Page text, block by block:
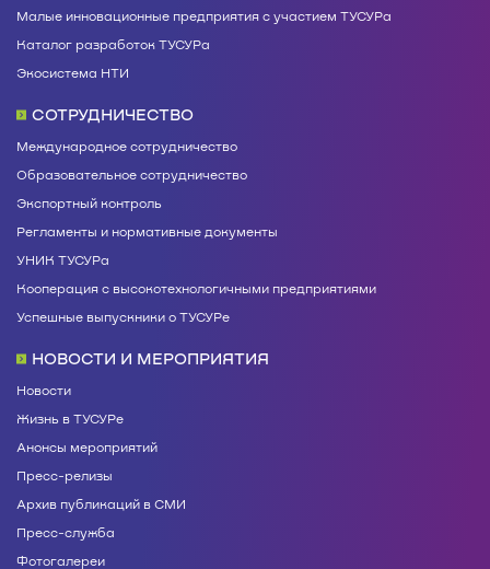
Малые инновационные предприятия с участием ТУСУРа
Каталог разработок ТУСУРа
Экосистема НТИ
СОТРУДНИЧЕСТВО
Международное сотрудничество
Образовательное сотрудничество
Экспортный контроль
Регламенты и нормативные документы
УНИК ТУСУРа
Кооперация с высокотехнологичными предприятиями
Успешные выпускники о ТУСУРе
НОВОСТИ И МЕРОПРИЯТИЯ
Новости
Жизнь в ТУСУРе
Анонсы мероприятий
Пресс-релизы
Архив публикаций в СМИ
Пресс-служба
Фотогалереи